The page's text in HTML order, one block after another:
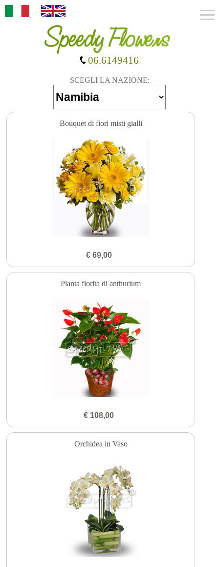
SCEGLI LA NAZIONE:
06.6149416
Bouquet di fiori misti gialli
€ 69,00
Pianta fiorita di anthurium
€ 108,00
Orchidea in Vaso